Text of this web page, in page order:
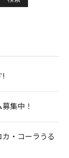
!
集中！
・コーラうる